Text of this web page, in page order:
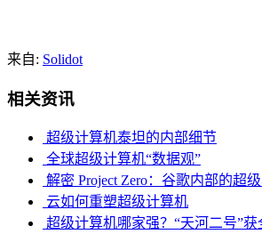
来自: Solidot
相关资讯
超级计算机泰坦的内部细节
全球超级计算机“数据观”
解密 Project Zero：谷歌内部的超
云如何重塑超级计算机
超级计算机哪家强？“天河二号”